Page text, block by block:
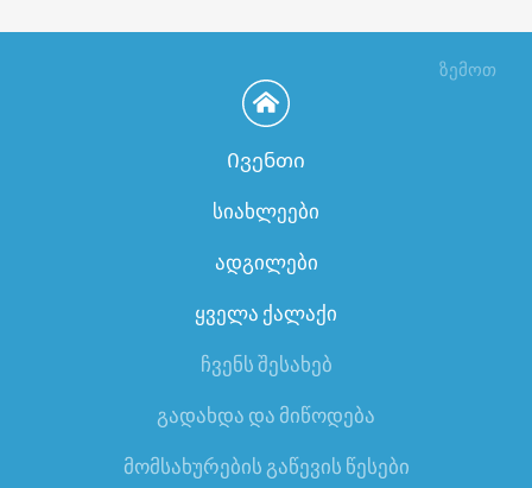
ზემოთ
Ივენთი
სიახლეები
ადგილები
ყველა ქალაქი
ჩვენს შესახებ
გადახდა და მიწოდება
მომსახურების გაწევის წესები